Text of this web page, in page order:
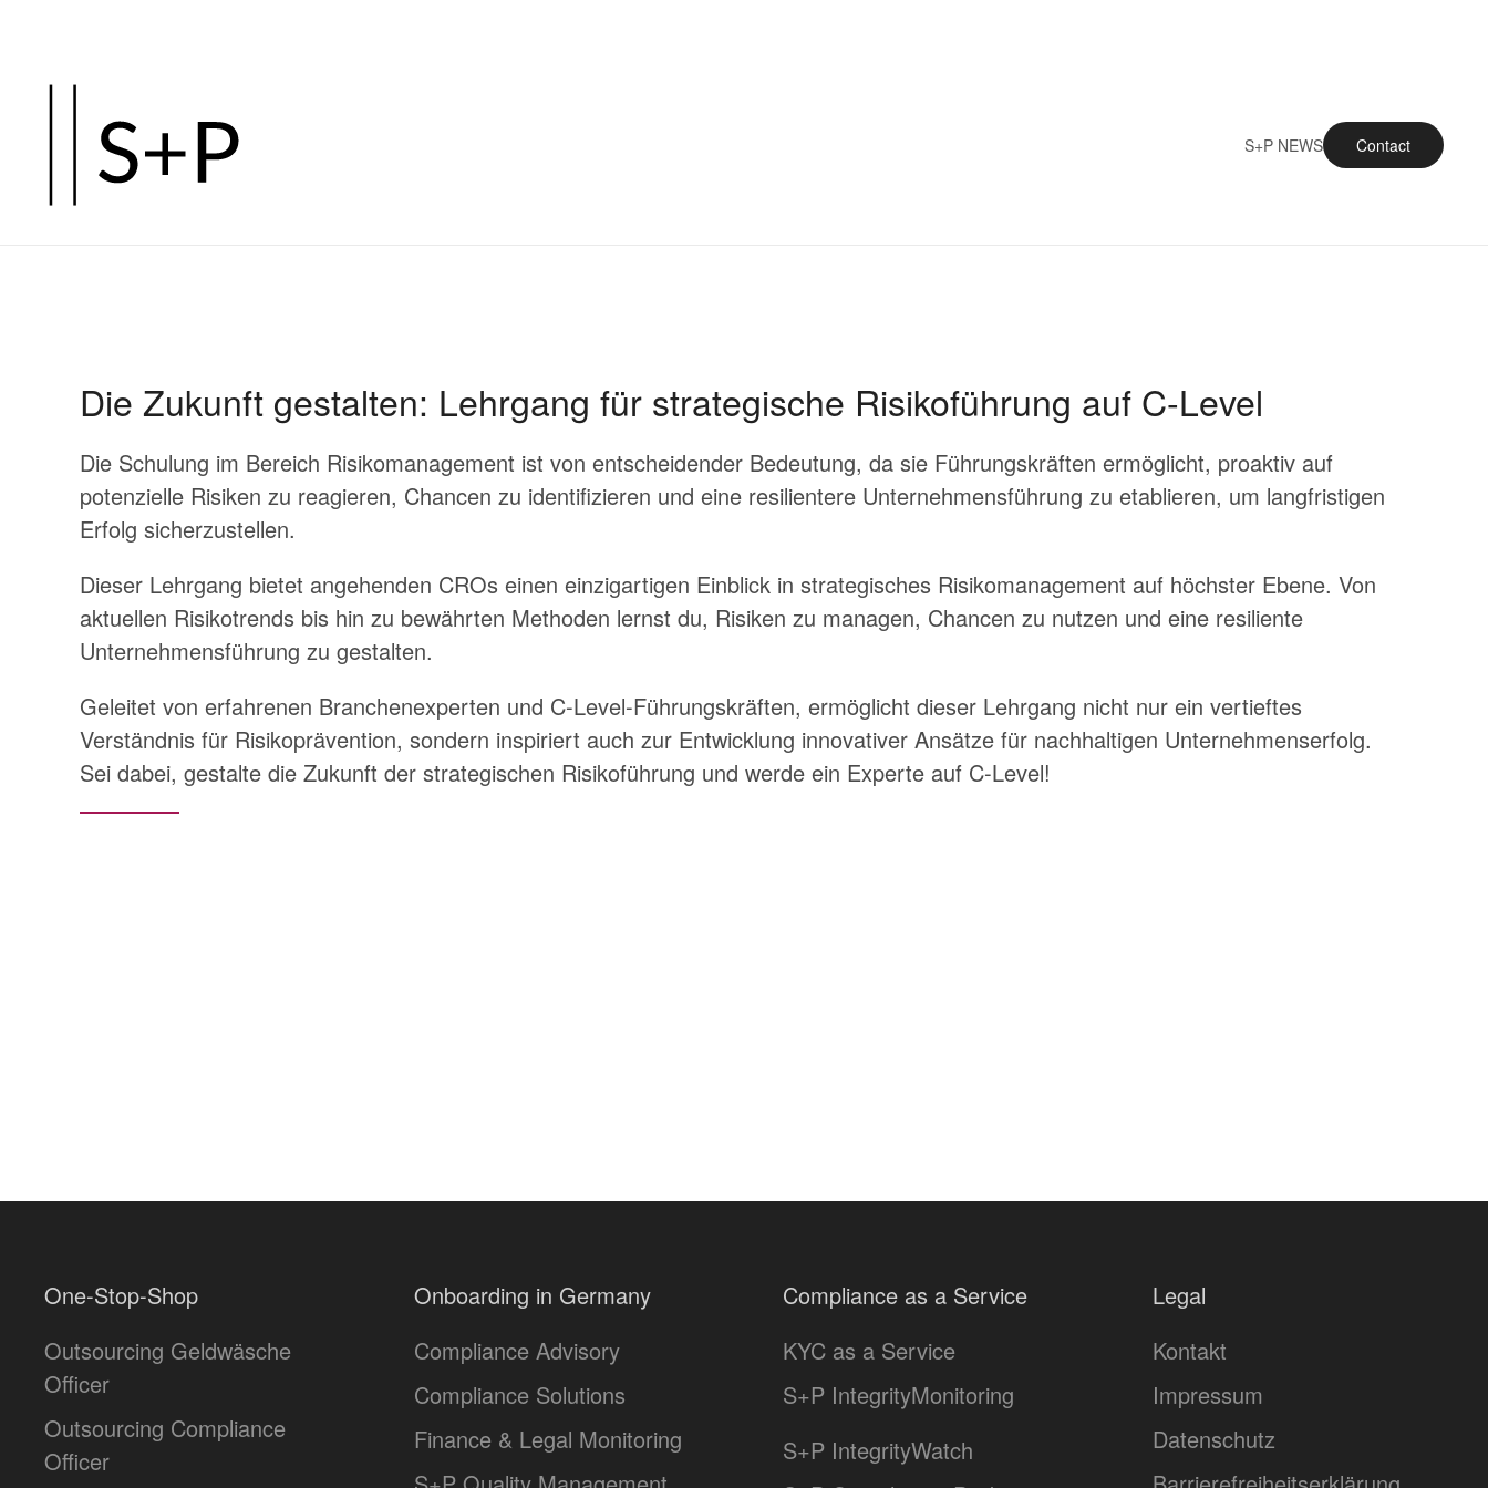
springen
S+P NEWS Contact
Die Zukunft gestalten: Lehrgang für strategische Risikoführung auf C-Level
Die Schulung im Bereich Risikomanagement ist von entscheidender Bedeutung, da sie Führungskräften ermöglicht, proaktiv auf
potenzielle Risiken zu reagieren, Chancen zu identifizieren und eine resilientere Unternehmensführung zu etablieren, um langfristigen
Erfolg sicherzustellen.
Dieser Lehrgang bietet angehenden CROs einen einzigartigen Einblick in strategisches Risikomanagement auf höchster Ebene. Von
aktuellen Risikotrends bis hin zu bewährten Methoden lernst du, Risiken zu managen, Chancen zu nutzen und eine resiliente
Unternehmensführung zu gestalten.
Geleitet von erfahrenen Branchenexperten und C-Level-Führungskräften, ermöglicht dieser Lehrgang nicht nur ein vertieftes
Verständnis für Risikoprävention, sondern inspiriert auch zur Entwicklung innovativer Ansätze für nachhaltigen Unternehmenserfolg.
Sei dabei, gestalte die Zukunft der strategischen Risikoführung und werde ein Experte auf C-Level!
One-Stop-Shop
Outsourcing Geldwäsche
Officer
Outsourcing Compliance
Officer
Onboarding in Germany
Compliance Advisory
Compliance Solutions
Finance & Legal Monitoring
Compliance as a Service
KYC as a Service
S+P IntegrityMonitoring
S+P IntegrityWatch
Legal
Kontakt
Impressum
Datenschutz